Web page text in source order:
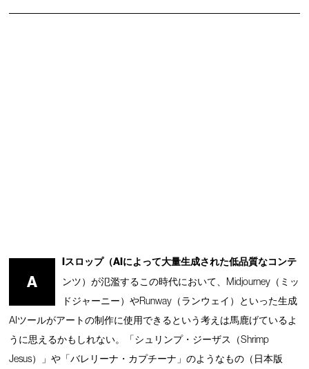
A
Iスロップ（AIによって大量生成された低品質なコンテ
ンツ）が氾濫するこの時代において、Midjourney（ミッ
ドジャーニー）やRunway（ランウェイ）といった生成
AIツールがアートの制作に使用できるという考えは馬鹿げているよ
うに思えるかもしれない。「シュリンプ・ジーザス（Shrimp
Jesus）」や「バレリーナ・カプチーナ」のようなもの（日本版